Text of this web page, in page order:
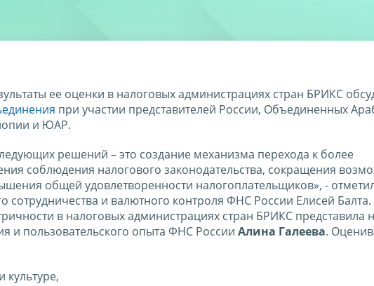
ее оценки в налоговых администрациях стран БРИКС
при участии представителей России, Объединенных
и ЮАР.
решений – это создание механизма перехода к более
соблюдения налогового законодательства, сокращения
общей удовлетворенности налогоплательщиков», -
сотрудничества и валютного контроля ФНС России Елисей
в налоговых администрациях стран БРИКС представила
и пользовательского опыта ФНС России Алина Галеева.
культуре,